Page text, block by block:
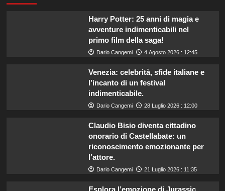
Harry Potter: 25 anni di magia e
avventure indimenticabili nel
primo film della saga!
Dario Cangemi 4 Agosto 2026 : 12:45
Venezia: celebrità, sfide italiane e
l’incanto di un festival
indimenticabile.
Dario Cangemi 28 Luglio 2026 : 12:00
Claudio Bisio diventa cittadino
onorario di Castellabate: un
riconoscimento emozionante per
l’attore.
Dario Cangemi 21 Luglio 2026 : 11:35
Esplora l’emozione di Jurassic